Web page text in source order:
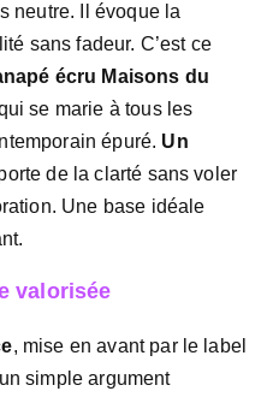
neutre. Il évoque la
sans fadeur. C’est ce
écru Maisons du
se marie à tous les
épuré. Un
de la clarté sans voler
Une base idéale
valorisée
, mise en avant par le label
simple argument